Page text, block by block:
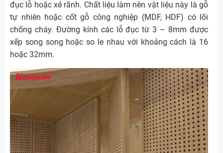
đục lỗ hoặc xẻ rãnh. Chất liệu làm nên vật liệu này là gỗ
tự nhiên hoặc cốt gỗ công nghiệp (MDF, HDF) có lõi
chống cháy. Đường kính các lỗ đục từ 3 – 8mm được
xếp song song hoặc so le nhau với khoảng cách là 16
hoặc 32mm.